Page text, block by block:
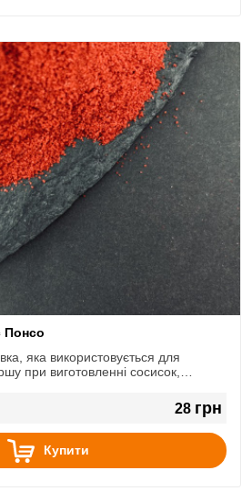
Понсо
яка використовується для
при виготовленні сосисок,
28 грн
Купити